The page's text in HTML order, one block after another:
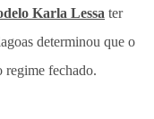
Karla Lessa ter
determinou que o
regime fechado.